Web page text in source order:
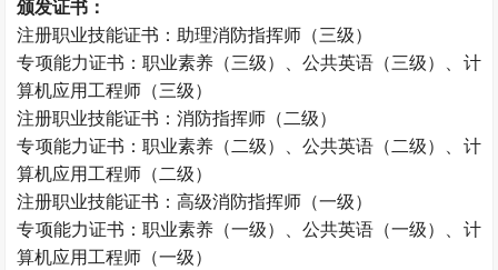
颁发证书：
注册职业技能证书：助理消防指挥师（三级）
专项能力证书：职业素养（三级）、公共英语（三级）、计
算机应用工程师（三级）
注册职业技能证书：消防指挥师（二级）
专项能力证书：职业素养（二级）、公共英语（二级）、计
算机应用工程师（二级）
注册职业技能证书：高级消防指挥师（一级）
专项能力证书：职业素养（一级）、公共英语（一级）、计
算机应用工程师（一级）